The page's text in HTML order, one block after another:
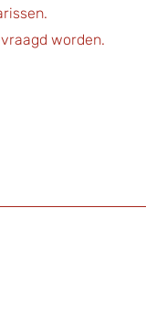
worden.